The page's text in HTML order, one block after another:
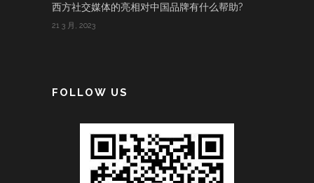
西方社交媒体的亮相对中国品牌有什么帮助?
21 3 月, 2023
FOLLOW US